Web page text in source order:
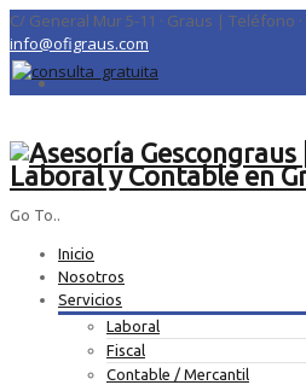
C/ General Mur 5-11 · Graus | Teléfono ·
info@ofigraus.com
Go To..
Inicio
Nosotros
Servicios
Laboral
Fiscal
Contable / Mercantil